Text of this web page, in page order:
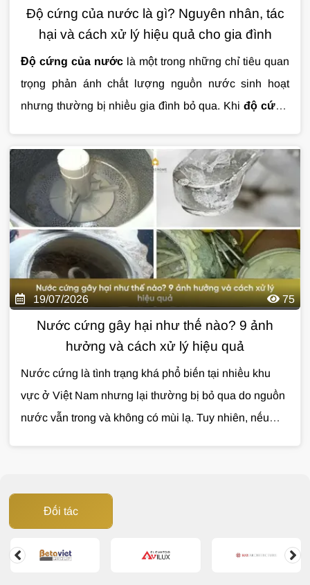
Độ cứng của nước là gì? Nguyên nhân, tác
hại và cách xử lý hiệu quả cho gia đình
Độ cứng của nước là một trong những chỉ tiêu quan
trọng phản ánh chất lượng nguồn nước sinh hoạt
nhưng thường bị nhiều gia đình bỏ qua. Khi độ cứng
thiết bị, làm giảm hiệu quả của xà phòng và ảnh
hưởng đến tuổi thọ hệ thống đường ống. Vậy
cứng của nướclà gì, có gây hại cho sức khỏe không
và cách xử lý hiệu quả như thế nào? Cùng
Giải Pháp
Nướctìm hiểu chi tiết trong bài viết dưới đây.
19/07/2026 75
Nước cứng gây hại như thế nào? 9 ảnh
hưởng và cách xử lý hiệu quả
Nước cứng là tình trạng khá phổ biến tại nhiều khu
vực ở Việt Nam nhưng lại thường bị bỏ qua do nguồn
nước vẫn trong và không có mùi lạ. Tuy nhiên, nếu
như thế nào và đâu là giải pháp xử lý hiệu quả? Cùng
Giải Pháp Nướctìm hiểu trong bài viết dưới đây.
Đối tác